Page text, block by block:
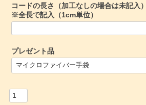
)
コードの長さ（加工なしの場合は未記入）
※全長で記入（1cm単位）
プレゼント品
必